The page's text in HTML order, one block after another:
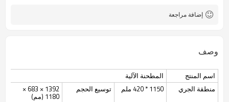
إضافة مراجعة
وصف
اسم المنتج
المطحنة الآلية
منطقة الجري
1150 * 420 ملم توسيع الحجم 1392 × 683 ×
1180 (مم)